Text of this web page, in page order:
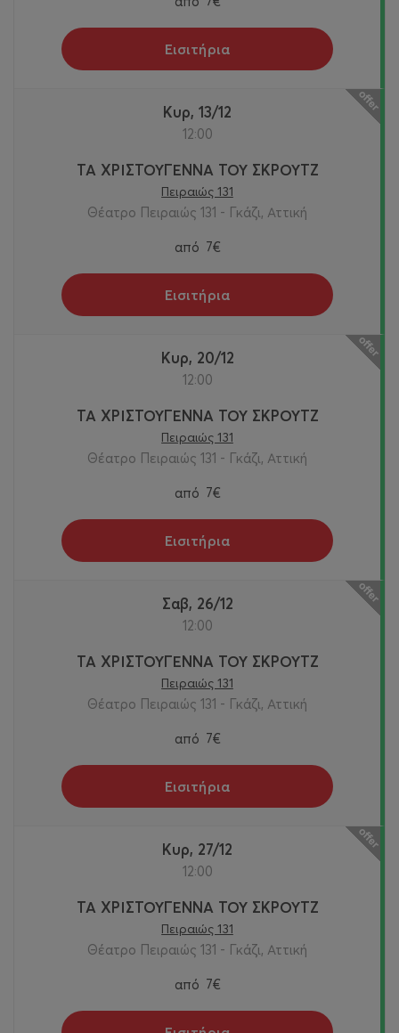
Εισιτήρια
Κυρ, 13/12
12:00
ΤΑ ΧΡΙΣΤΟΥΓΕΝΝΑ ΤΟΥ ΣΚΡΟΥΤΖ
Πειραιώς 131
Θέατρο Πειραιώς 131 - Γκάζι, Αττική
από 7€
Εισιτήρια
Κυρ, 20/12
12:00
ΤΑ ΧΡΙΣΤΟΥΓΕΝΝΑ ΤΟΥ ΣΚΡΟΥΤΖ
Πειραιώς 131
Θέατρο Πειραιώς 131 - Γκάζι, Αττική
από 7€
Εισιτήρια
Σαβ, 26/12
12:00
ΤΑ ΧΡΙΣΤΟΥΓΕΝΝΑ ΤΟΥ ΣΚΡΟΥΤΖ
Πειραιώς 131
Θέατρο Πειραιώς 131 - Γκάζι, Αττική
από 7€
Εισιτήρια
Κυρ, 27/12
12:00
ΤΑ ΧΡΙΣΤΟΥΓΕΝΝΑ ΤΟΥ ΣΚΡΟΥΤΖ
Πειραιώς 131
Θέατρο Πειραιώς 131 - Γκάζι, Αττική
από 7€